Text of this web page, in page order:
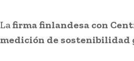
Lafirma finlandesa con
medición de sostenibilidad